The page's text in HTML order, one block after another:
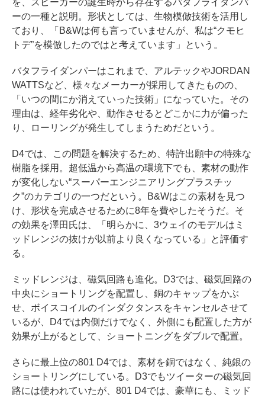
ーの一種と説明。形状としては、生物模倣技術を活用し
ており、「B&Wは何も言っていませんが、私は“クモヒ
トデ”を模倣したのではと考えています」という。
バタフライダンパーはこれまで、アルテックやJORDAN
WATTSなど、様々なメーカーが採用してきたものの、
「いつの間にか消えていった技術」になっていた。その
理由は、経年劣化や、動作させるとどこかに力が偏った
り、ローリングが発生してしまうためだという。
D4では、この問題を解決するため、特許出願中の特殊な
樹脂を採用。超低温から高温の環境下でも、素材の動作
が変化しない“スーパーエンジニアリングプラスチッ
ク”のカテゴリの一つだという。B&Wはこの素材を見つ
け、形状を完成させるために8年を費やしたそうだ。そ
の効果を澤田氏は、「明らかに、3ウェイのモデルはミ
ッドレンジの抜けが以前より良くなっている」と評価す
る。
ミッドレンジは、磁気回路も進化。D3では、磁気回路の
中央にショートリングを配置し、銅のキャップをかぶ
せ、ボイスコイルのインダクタンスをキャンセルさせて
いるが、D4では内側だけでなく、外側にも配置した方が
効果が上がるとして、ショートニングをダブルで配置。
さらに最上位の801 D4では、素材を銅ではなく、純銀の
ショートリングにしている。D3でもツイーターの磁気回
路には使われていたが、801 D4では、豪華にも、ミッド